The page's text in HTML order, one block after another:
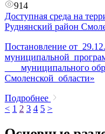
914
Доступная среда на
Руднянский район
Постановление от
муниципальной
муниципального
Смоленской области»
Подробнее
< 1 2 3 4 5 >